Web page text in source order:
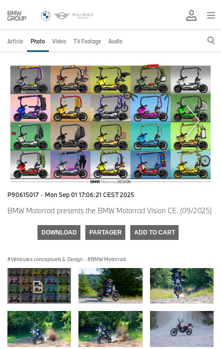
Article Photo Video TV Footage Audio
P90615017 · Mon Sep 01 17:06:21 CEST 2025
BMW Motorrad presents the BMW Motorrad Vision CE. (09/2025)
DOWNLOAD PARTAGER ADD TO CART
Véhicules conceptuels & Design · BMW Motorrad